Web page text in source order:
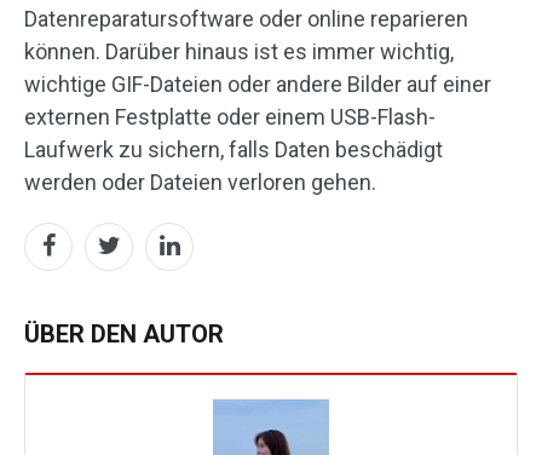
Datenreparatursoftware oder online reparieren
können. Darüber hinaus ist es immer wichtig,
wichtige GIF-Dateien oder andere Bilder auf einer
externen Festplatte oder einem USB-Flash-
Laufwerk zu sichern, falls Daten beschädigt
werden oder Dateien verloren gehen.
ÜBER DEN AUTOR